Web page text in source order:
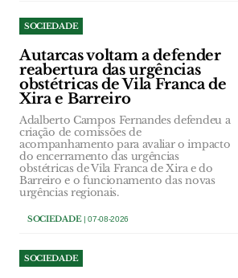
SOCIEDADE
Autarcas voltam a defender
reabertura das urgências
obstétricas de Vila Franca de
Xira e Barreiro
Adalberto Campos Fernandes defendeu a
criação de comissões de
acompanhamento para avaliar o impacto
do encerramento das urgências
obstétricas de Vila Franca de Xira e do
Barreiro e o funcionamento das novas
urgências regionais.
SOCIEDADE| 07-08-2026
SOCIEDADE